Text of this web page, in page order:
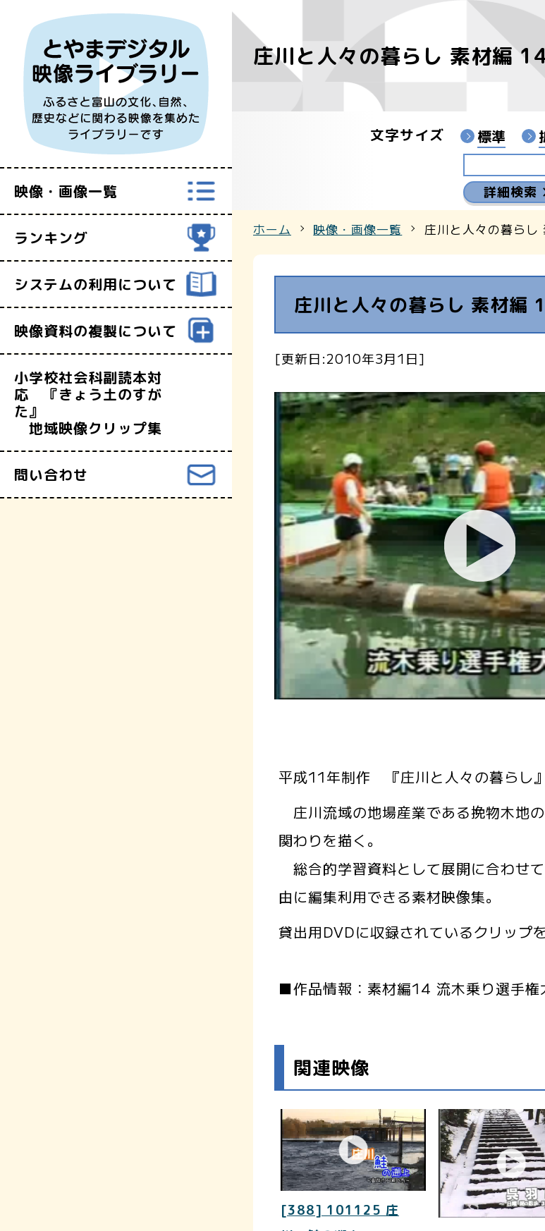
映像・画像一覧
すべての映像
富山県映像センターYouTubeチャンネル
ランキング
システムの利用について
映像資料の複製について
小学校社会科副読本対
応 『きょう土のすが
た』
地域映像クリップ集
問い合わせ
庄川と人々の暮らし 素材編
文字サイズ 標準
詳細検索
ホーム 映像・画像一覧 庄川と人々の暮ら
庄川と人々の暮らし 素材編
[更新日:2010年3月1日]
平成11年制作 『庄川と人々の暮らし』
庄川流域の地場産業である挽物木地
関わりを描く。
総合的学習資料として展開に合わせ
由に編集利用できる素材映像集。
貸出用DVDに収録されているクリップ
■作品情報：素材編14 流木乗り選手権
関連映像
[388] 101125 庄